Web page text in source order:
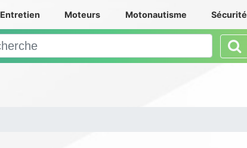
Entretien Moteurs Motonautisme Sécurité